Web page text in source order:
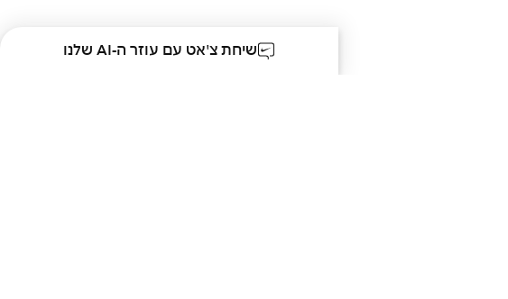
שיחת צ'אט עם עוזר ה-AI שלנו